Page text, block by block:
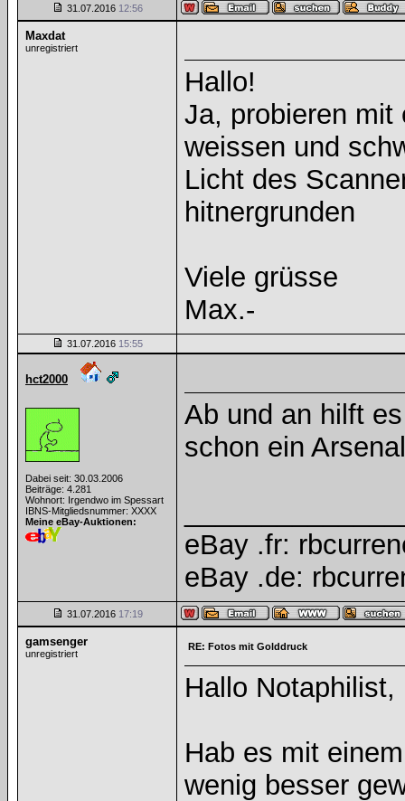
31.07.2016 12:56
Maxdat
unregistriert
Hallo!
Ja, probieren mit
weissen und
Licht des
hitnergrunden
Viele grüsse
Max.-
31.07.2016 15:55
hct2000
Dabei seit: 30.03.2006
Beiträge: 4.281
Wohnort: Irgendwo im Spessart
IBNS-Mitgliedsnummer: XXXX
Meine eBay-Auktionen:
Ab und an hilft
schon ein
eBay .fr:
eBay .de:
31.07.2016 17:19
gamsenger
unregistriert
RE: Fotos mit Golddruck
Hallo Notaphilist,
Hab es mit
wenig besser